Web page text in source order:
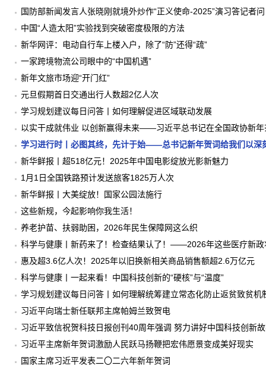
国防部新闻发言人张晓刚就境外炒作“正义使命-2025”演习答记者问
中国“人造太阳”实验找到突破密度极限的方法
新华网评：电动自行车上楼入户，除了“防”还得“疏”
一家跨境物流公司眼中的“中国机遇”
新年文旅市场迎“开门红”
元旦假期首日交通出行人数超2亿人次
学习规划建议每日问答丨如何理解促进区域联动发展
以实干成就伟业 以创新赢得未来——习近平总书记在全国政协新
力同心昂扬奋进
学习进行时丨必图其终，先计于始——总书记新年贺词给我们以深
新华鲜报丨超518亿元！2025年中国电影绽放光影新魅力
1月1日全国铁路预计发送旅客1825万人次
新华鲜报丨大美绽放！国家公园法施行
这些新规，今起影响你我生活！
养老护苗、扶弱助困，2026年民生保障网这么织
科学与健康丨新药来了！检查结果认了！——2026年这些医疗新政
惠及超3.6亿人次！2025年以旧换新相关商品销售额超2.6万亿元
科学与健康丨一起来看！中国科技创新的“硬核”与“温度”
学习规划建议每日问答丨如何理解统筹建立常态化防止返贫致贫机
习近平向瑞士新任联邦主席帕姆兰致贺电
习近平致信祝贺科技日报创刊40周年强调 努力讲好中国科技创新
习近平主席新年贺词激励人民跃马扬鞭把宏伟愿景变成美好现实
国家主席习近平发表二〇二六年新年贺词